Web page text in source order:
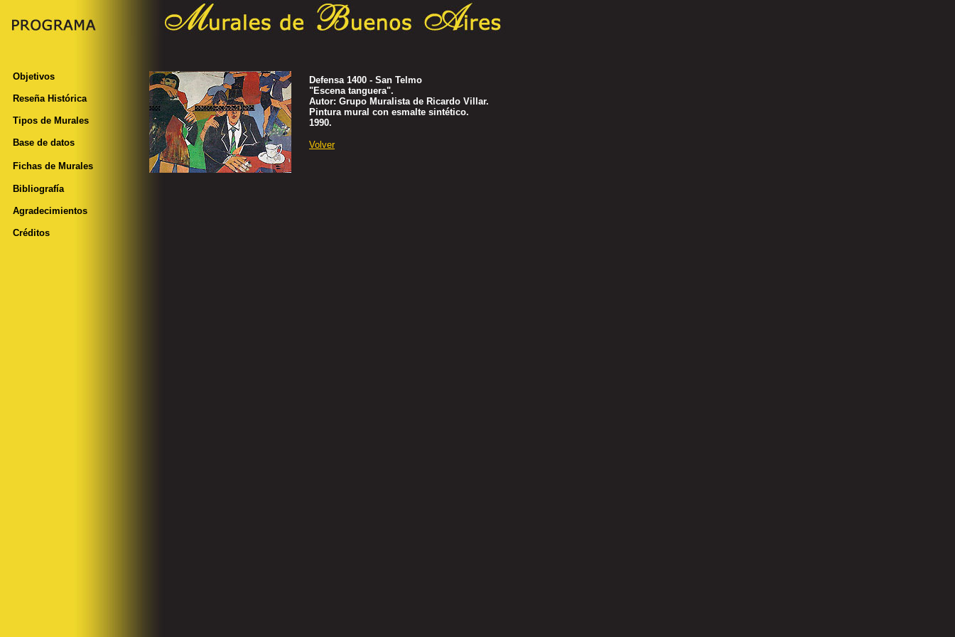
Objetivos
Reseña Histórica
Tipos de Murales
Base de datos
Fichas de Murales
Bibliografía
Agradecimientos
Créditos
Defensa 1400 - San Telmo
"Escena tanguera".
Autor: Grupo Muralista de Ricardo Villar.
Pintura mural con esmalte sintético.
1990.
Volver